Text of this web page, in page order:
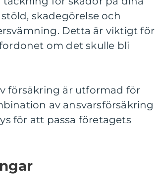
skadegörelse och
Detta är viktigt för
om det skulle bli
försäkring är utformad för
av ansvarsförsäkring
för att passa företagets